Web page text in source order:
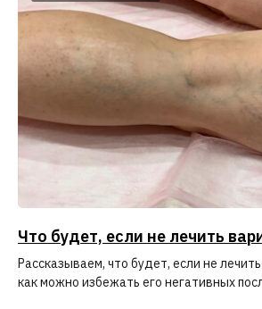
Что будет, если не лечить
Рассказываем, что будет, если не
как можно избежать его негативных